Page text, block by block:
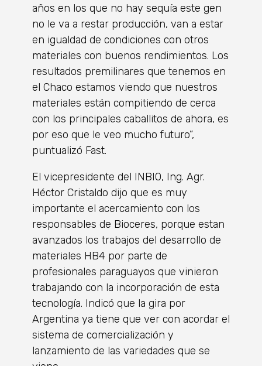
años en los que no hay sequía este gen
no le va a restar producción, van a estar
en igualdad de condiciones con otros
materiales con buenos rendimientos. Los
resultados premilinares que tenemos en
el Chaco estamos viendo que nuestros
materiales están compitiendo de cerca
con los principales caballitos de ahora, es
por eso que le veo mucho futuro”,
puntualizó Fast.
El vicepresidente del INBIO, Ing. Agr.
Héctor Cristaldo dijo que es muy
importante el acercamiento con los
responsables de Bioceres, porque estan
avanzados los trabajos del desarrollo de
materiales HB4 por parte de
profesionales paraguayos que vinieron
trabajando con la incorporación de esta
tecnología. Indicó que la gira por
Argentina ya tiene que ver con acordar el
sistema de comercialización y
lanzamiento de las variedades que se